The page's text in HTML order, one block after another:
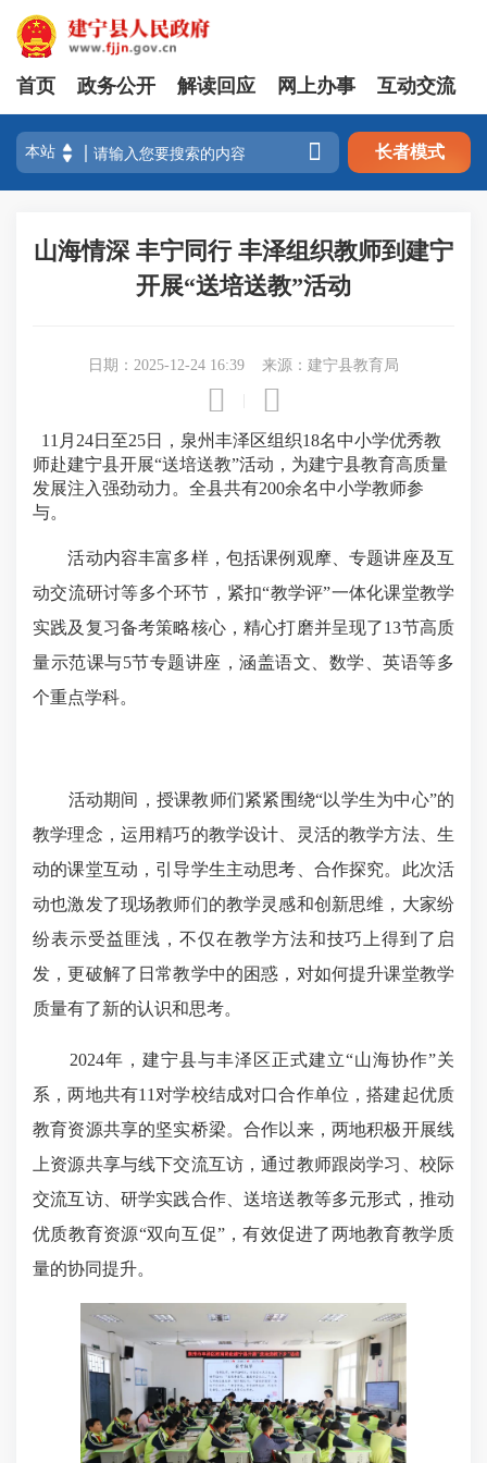
首页 政务公开 解读回应 网上办事 互动交流
 长者模式
山海情深 丰宁同行 丰泽组织教师到建宁
开展“送培送教”活动
日期：2025-12-24 16:39 来源：建宁县教育局
 
11月24日至25日，泉州丰泽区组织18名中小学优秀教
师赴建宁县开展“送培送教”活动，为建宁县教育高质量
发展注入强劲动力。全县共有200余名中小学教师参
与。
活动内容丰富多样，包括课例观摩、专题讲座及互
动交流研讨等多个环节，紧扣“教学评”一体化课堂教学
实践及复习备考策略核心，精心打磨并呈现了13节高质
量示范课与5节专题讲座，涵盖语文、数学、英语等多
个重点学科。
活动期间，授课教师们紧紧围绕“以学生为中心”的
教学理念，运用精巧的教学设计、灵活的教学方法、生
动的课堂互动，引导学生主动思考、合作探究。此次活
动也激发了现场教师们的教学灵感和创新思维，大家纷
纷表示受益匪浅，不仅在教学方法和技巧上得到了启
发，更破解了日常教学中的困惑，对如何提升课堂教学
质量有了新的认识和思考。
2024年，建宁县与丰泽区正式建立“山海协作”关
系，两地共有11对学校结成对口合作单位，搭建起优质
教育资源共享的坚实桥梁。合作以来，两地积极开展线
上资源共享与线下交流互访，通过教师跟岗学习、校际
交流互访、研学实践合作、送培送教等多元形式，推动
优质教育资源“双向互促”，有效促进了两地教育教学质
量的协同提升。